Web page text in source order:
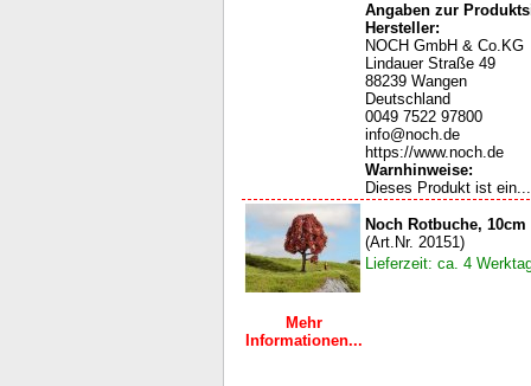
Angaben zur
Hersteller:
NOCH GmbH & Co.KG
Lindauer Straße 49
88239 Wangen
Deutschland
0049 7522 97800
info@noch.de
https://www.noch.de
Warnhinweise:
Dieses Produkt ist ein...
Mehr
Informationen...
Noch Rotbuche,
(Art.Nr. 20151)
Lieferzeit: ca. 4